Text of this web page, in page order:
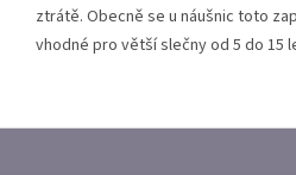
ztrátě. Obecně se u náušnic toto
vhodné pro větší slečny od 5 do 15